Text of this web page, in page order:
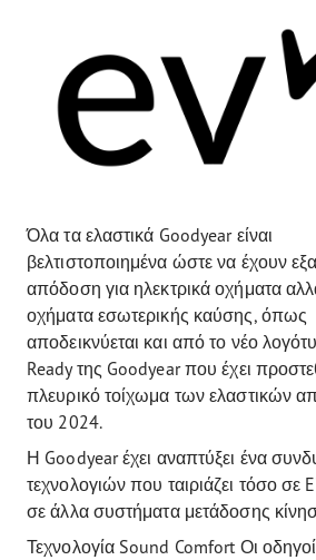
Όλα τα ελαστικά Goodyear είναι
βελτιστοποιημένα ώστε να έχουν
απόδοση για ηλεκτρικά οχήματα
οχήματα εσωτερικής καύσης, όπως
αποδεικνύεται και από το νέο
Ready της Goodyear που έχει
πλευρικό τοίχωμα των ελαστικών
του 2024.
Η Goodyear έχει αναπτύξει ένα
τεχνολογιών που ταιριάζει τόσο σε
σε άλλα συστήματα μετάδοσης
Τεχνολογία Sound Comfort Οι οδηγοί